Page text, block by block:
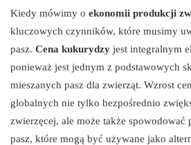
Kiedy mówimy o ekonomii produkcji
kluczowych czynników, które musimy
pasz. Cena kukurydzy jest integralnym
ponieważ jest jednym z podstawowych
mieszanych pasz dla zwierząt. Wzrost
globalnych nie tylko bezpośrednio
zwierzęcej, ale może także spowodować
pasz, które mogą być używane jako